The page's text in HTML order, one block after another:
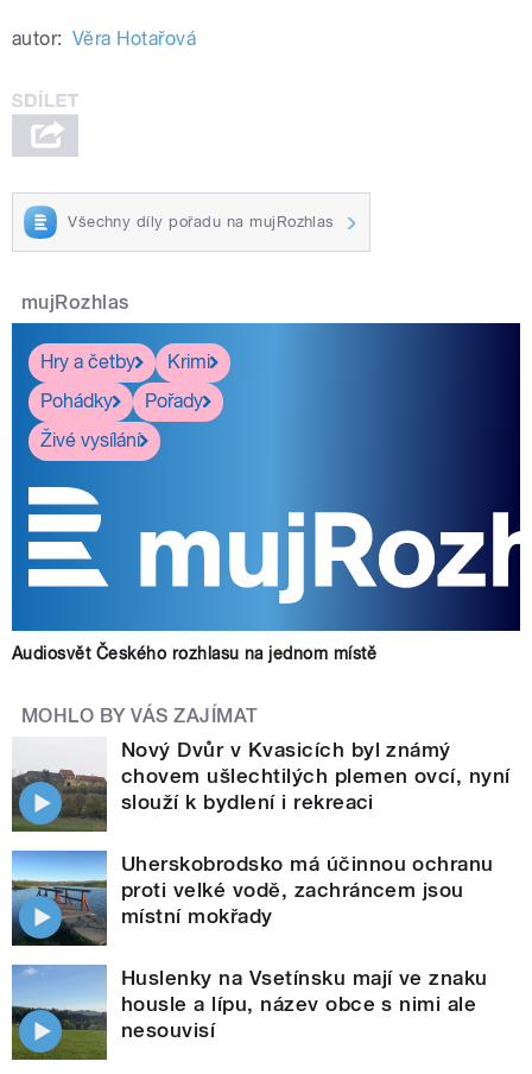
autor: Věra Hotařová
Všechny díly pořadu na mujRozhlas
mujRozhlas
Hry a četby
Krimi
Pohádky
Pořady
Živé vysílání
Audiosvět Českého rozhlasu na jednom místě
MOHLO BY VÁS ZAJÍMAT
Nový Dvůr v Kvasicích byl známý
chovem ušlechtilých plemen ovcí, nyní
slouží k bydlení i rekreaci
Uherskobrodsko má účinnou ochranu
proti velké vodě, zachráncem jsou
místní mokřady
Huslenky na Vsetínsku mají ve znaku
housle a lípu, název obce s nimi ale
nesouvisí